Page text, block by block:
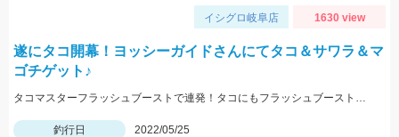
イシグロ岐阜店 1630 view
遂にタコ開幕！ヨッシーガイドさんにてタコ＆サワラ＆マ
ゴチゲット♪
タコマスターフラッシュブーストで連発！タコにもフラッシュブーストが効きます！！
釣行日 2022/05/25